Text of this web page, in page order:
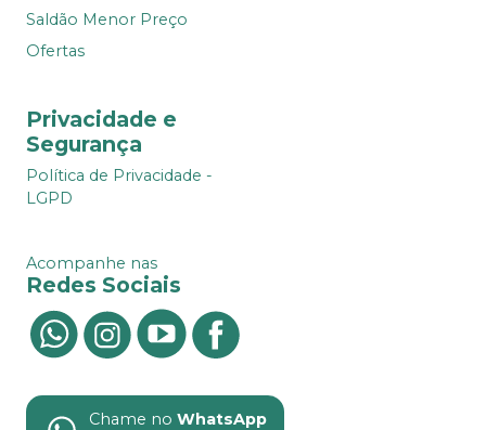
Saldão Menor Preço
Ofertas
Privacidade e
Segurança
Política de Privacidade -
LGPD
Acompanhe nas
Redes Sociais
Chame no WhatsApp